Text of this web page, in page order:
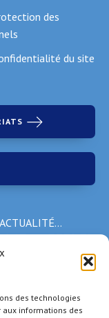
des technologies
informations des
des
du site